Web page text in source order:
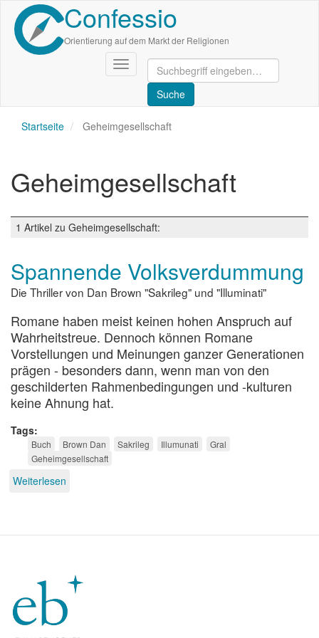
Direkt
zum
Inhalt
Confessio
Orientierung auf dem Markt der Religionen
Navigation
aktivieren/deaktivieren
Startseite Geheimgesellschaft
Geheimgesellschaft
1 Artikel zu Geheimgesellschaft:
Spannende Volksverdummung
Die Thriller von Dan Brown "Sakrileg" und "Illuminati"
Romane haben meist keinen hohen Anspruch auf
Wahrheitstreue. Dennoch können Romane
Vorstellungen und Meinungen ganzer Generationen
prägen - besonders dann, wenn man von den
geschilderten Rahmenbedingungen und -kulturen
keine Ahnung hat.
Tags
Buch Brown Dan Sakrileg Illumunati
Gral
Geheimgesellschaft
Weiterlesen